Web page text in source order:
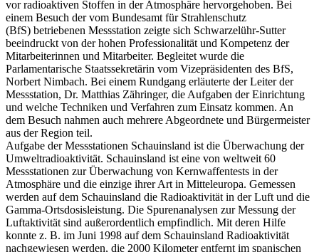
vor radioaktiven Stoffen in der Atmosphäre hervorgehoben. Bei
einem Besuch der vom Bundesamt für Strahlenschutz
(BfS) betriebenen Messstation zeigte sich Schwarzelühr-Sutter
beeindruckt von der hohen Professionalität und Kompetenz der
Mitarbeiterinnen und Mitarbeiter. Begleitet wurde die
Parlamentarische Staatssekretärin vom Vizepräsidenten des BfS,
Norbert Nimbach. Bei einem Rundgang erläuterte der Leiter der
Messstation, Dr. Matthias Zähringer, die Aufgaben der Einrichtung
und welche Techniken und Verfahren zum Einsatz kommen. An
dem Besuch nahmen auch mehrere Abgeordnete und Bürgermeister
aus der Region teil.
Aufgabe der Messstationen Schauinsland ist die Überwachung der
Umweltradioaktivität. Schauinsland ist eine von weltweit 60
Messstationen zur Überwachung von Kernwaffentests in der
Atmosphäre und die einzige ihrer Art in Mitteleuropa. Gemessen
werden auf dem Schauinsland die Radioaktivität in der Luft und die
Gamma-Ortsdosisleistung. Die Spurenanalysen zur Messung der
Luftaktivität sind außerordentlich empfindlich. Mit deren Hilfe
konnte z. B. im Juni 1998 auf dem Schauinsland Radioaktivität
nachgewiesen werden, die 2000 Kilometer entfernt im spanischen